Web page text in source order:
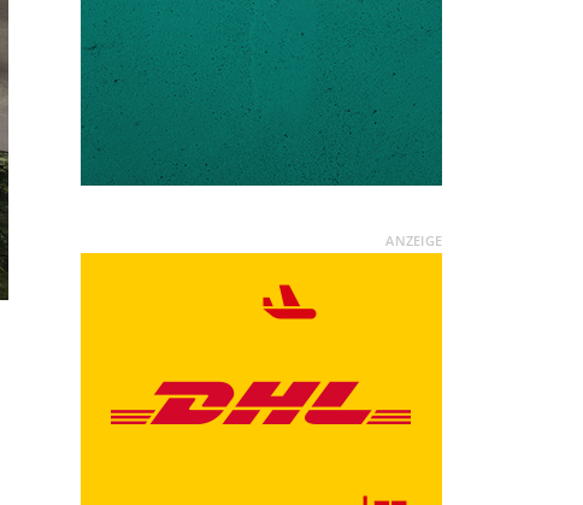
ANZEIGE